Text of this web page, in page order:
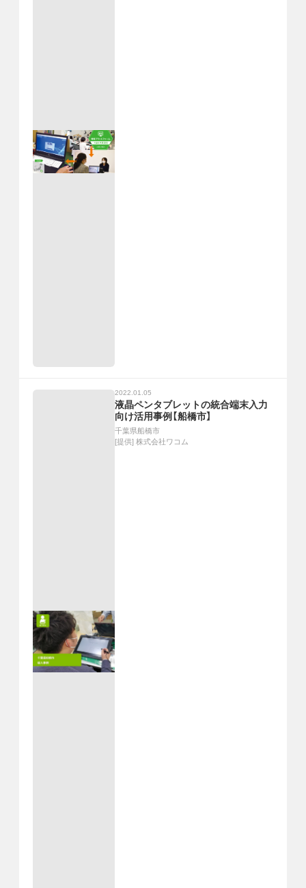
2022.01.05
液晶ペンタブレットの統合端末入力
向け活用事例【船橋市】
千葉県船橋市
[提供] 株式会社ワコム